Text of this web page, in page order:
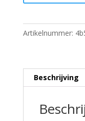
Artikelnummer:
Beschrijving